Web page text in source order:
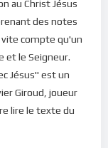
au Christ Jésus
des notes
vite compte qu'un
et le Seigneur.
Jésus" est un
Giroud, joueur
lire le texte du